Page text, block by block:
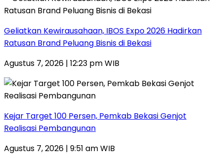
‎Geliatkan Kewirausahaan, IBOS Expo 2026 Hadirkan
Ratusan Brand Peluang Bisnis di Bekasi
Agustus 7, 2026 | 12:23 pm WIB
Kejar Target 100 Persen, Pemkab Bekasi Genjot
Realisasi Pembangunan
Agustus 7, 2026 | 9:51 am WIB